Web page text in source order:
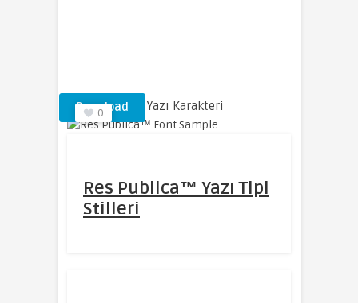
Download
0
Res Publica™ Yazı Karakteri
Res Publica™ Yazı Tipi
Stilleri